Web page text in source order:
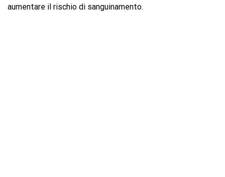
aumentare il rischio di sanguinamento.